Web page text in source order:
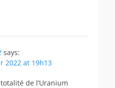
says:
2022 at 19h13
de l’Uranium